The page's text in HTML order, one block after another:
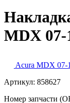
MDX 07-
Acura MDX 07-
Артикул: 858627
Номер запчасти